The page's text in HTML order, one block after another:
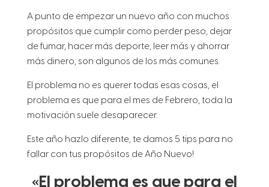
A punto de empezar un nuevo año con muchos
propósitos que cumplir como perder peso, dejar
de fumar, hacer más deporte, leer más y ahorrar
más dinero, son algunos de los más comunes.
El problema no es querer todas esas cosas, el
problema es que para el mes de Febrero, toda la
motivación suele desaparecer.
Este año hazlo diferente, te damos 5 tips para no
fallar con tus propósitos de Año Nuevo!
«El problema es que para el